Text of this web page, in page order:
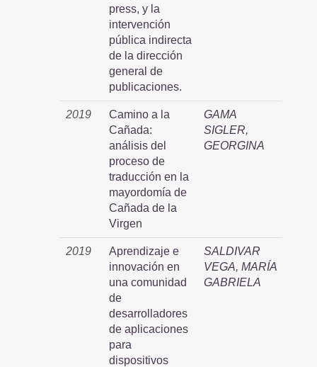
press, y la
intervención
pública indirecta
de la dirección
general de
publicaciones.
2019
Camino a la
Cañada:
análisis del
proceso de
traducción en la
mayordomía de
Cañada de la
Virgen
GAMA
SIGLER,
GEORGINA
2019
Aprendizaje e
innovación en
una comunidad
de
desarrolladores
de aplicaciones
para
dispositivos
SALDIVAR
VEGA, MARÍA
GABRIELA